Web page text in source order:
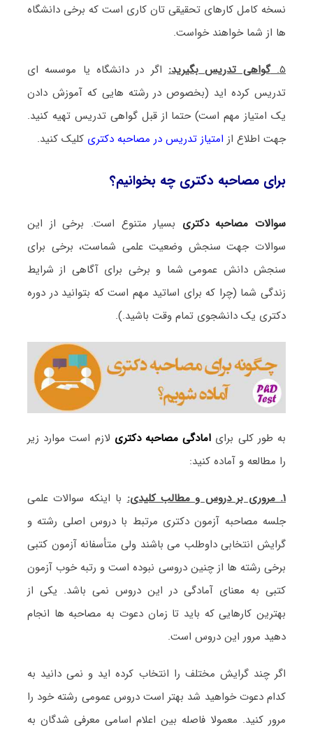
نسخه کامل کارهای تحقیقی تان کاری است که برخی دانشگاه
ها از شما خواهند خواست.
۵. گواهی تدریس بگیرید:اگر در دانشگاه یا موسسه ای
تدریس کرده اید (بخصوص در رشته هایی که آموزش دادن
یک امتیاز مهم است) حتما از قبل گواهی تدریس تهیه کنید.
جهت اطلاع از امتیاز تدریس در مصاحبه دکتری کلیک کنید.
برای مصاحبه دکتری چه بخوانیم؟
سوالات مصاحبه دکتری بسیار متنوع است. برخی از این
سوالات جهت سنجش وضعیت علمی شماست، برخی برای
سنجش دانش عمومی شما و برخی برای آگاهی از شرایط
زندگی شما (چرا که برای اساتید مهم است که بتوانید در دوره
دکتری یک دانشجوی تمام وقت باشید.).
به طور کلی برای امادگی مصاحبه دکتری لازم است موارد زیر
را مطالعه و آماده کنید:
۱. مروری بر دروس و مطالب کلیدی:
با اینکه سوالات علمی
جلسه مصاحبه آزمون دکتری مرتبط با دروس اصلی رشته و
گرایش انتخابی داوطلب می باشند ولی متأسفانه آزمون کتبی
برخی رشته ها از چنین دروسی نبوده است و رتبه خوب آزمون
کتبی به معنای آمادگی در این دروس نمی باشد. یکی از
بهترین کارهایی که باید تا زمان دعوت به مصاحبه ها انجام
دهید مرور این دروس است.
اگر چند گرایش مختلف را انتخاب کرده اید و نمی دانید به
کدام دعوت خواهید شد بهتر است دروس عمومی رشته خود را
مرور کنید. معمولا فاصله بین اعلام اسامی معرفی شدگان به